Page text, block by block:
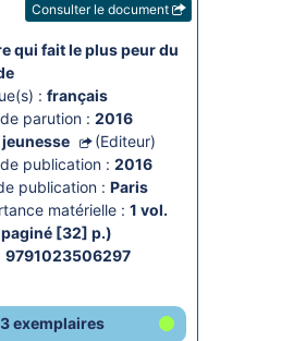
Consulter le document
qui fait le plus peur du
: français
parution : 2016
(Editeur)
publication : 2016
publication : Paris
matérielle : 1 vol.
[32] p.)
9791023506297
exemplaires